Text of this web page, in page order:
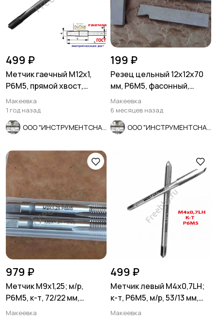
499 ₽
Метчик гаечный М12х1,
Р6М5, прямой хвост,
180/20 мм, мелкий шаг,
СССР.
Макеевка
1 год назад
199 ₽
Резец цельный 12х12х70
мм, Р6М5, фасонный,
сделано в СССР.
Макеевка
6 месяцев назад
979 ₽
Метчик М9х1,25; м/р,
Р6М5, к-т, 72/22 мм,
основной шаг, ГОСТ 3266-
Макеевка
499 ₽
Метчик левый М4х0,7LH;
к-т, Р6М5, м/р, 53/13 мм,
ГОСТ 3266-81
Макеевка